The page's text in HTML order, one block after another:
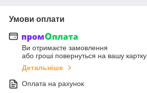
Умови оплати
Ви отримаєте замовлення
або гроші повернуться на вашу картку
Детальніше
Оплата на рахунок